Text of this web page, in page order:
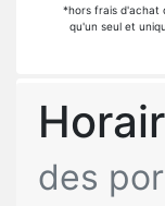
*hors frais d'achat
qu'un seul et
des